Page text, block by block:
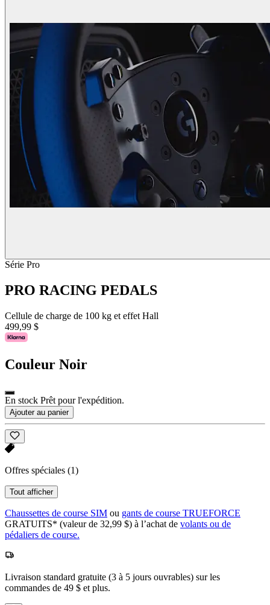
Série Pro
PRO RACING PEDALS
Cellule de charge de 100 kg et effet Hall
499,99 $
Couleur Noir
En stock Prêt pour l'expédition.
Ajouter au panier
Offres spéciales (1)
Tout afficher
Chaussettes de course SIM ou gants de course TRUEFORCE
GRATUITS* (valeur de 32,99 $) à l’achat de volants ou de
pédaliers de course.
Livraison standard gratuite (3 à 5 jours ouvrables) sur les
commandes de 49 $ et plus.